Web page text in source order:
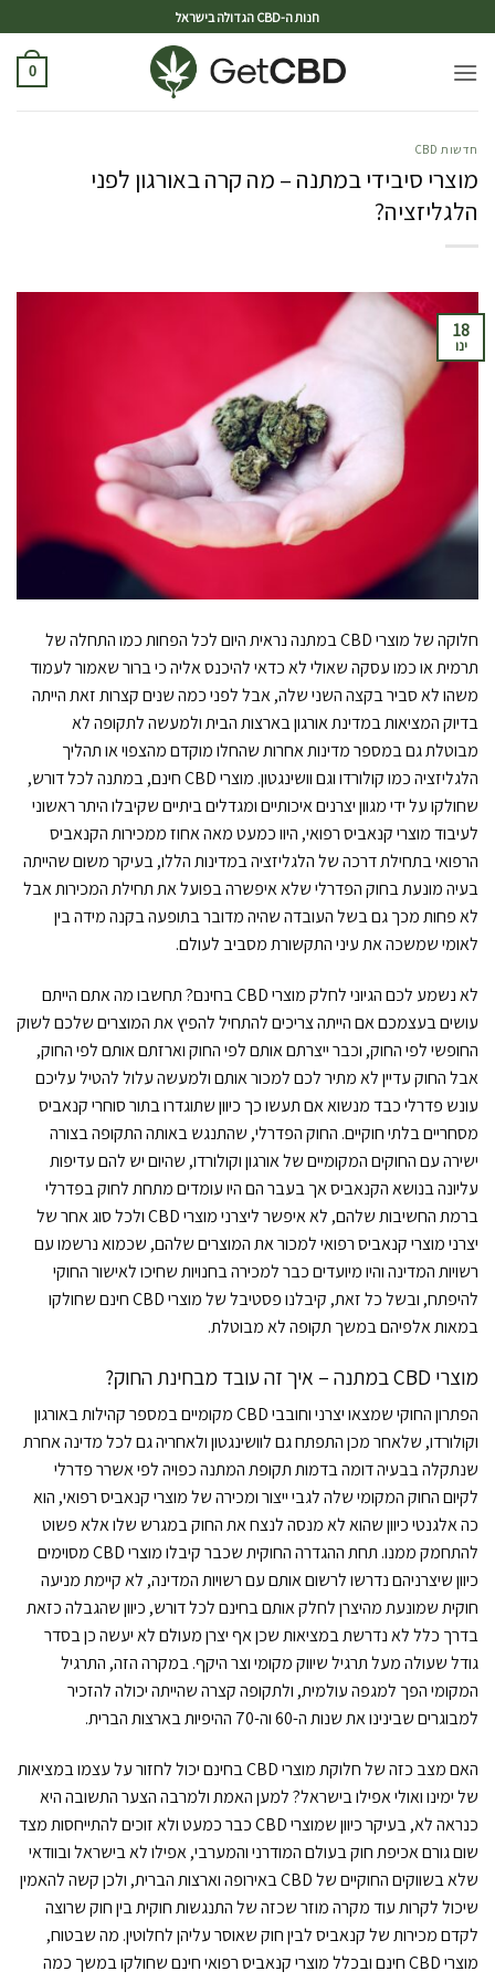
חנות ה-CBD הגדולה בישראל
0
חדשות CBD
מוצרי סיבידי במתנה – מה קרה באורגון לפני
הלגליזציה?
18
ינו
חלוקה של מוצרי CBD במתנה נראית היום לכל הפחות כמו התחלה של
תרמית או כמו עסקה שאולי לא כדאי להיכנס אליה כי ברור שאמור לעמוד
משהו לא סביר בקצה השני שלה, אבל לפני כמה שנים קצרות זאת הייתה
בדיוק המציאות במדינת אורגון בארצות הבית ולמעשה לתקופה לא
מבוטלת גם במספר מדינות אחרות שהחלו מוקדם מהצפוי או תהליך
הלגליזציה כמו קולורדו וגם וושינגטון. מוצרי CBD חינם, במתנה לכל דורש,
שחולקו על ידי מגוון יצרנים איכותיים ומגדלים ביתיים שקיבלו היתר ראשוני
לעיבוד מוצרי קנאביס רפואי, היוו כמעט מאה אחוז ממכירות הקנאביס
הרפואי בתחילת דרכה של הלגליזציה במדינות הללו, בעיקר משום שהייתה
בעיה מונעת בחוק הפדרלי שלא איפשרה בפועל את תחילת המכירות אבל
לא פחות מכך גם בשל העובדה שהיה מדובר בתופעה בקנה מידה בין
לאומי שמשכה את עיני התקשורת מסביב לעולם.
לא נשמע לכם הגיוני לחלק מוצרי CBD בחינם? תחשבו מה אתם הייתם
עושים בעצמכם אם הייתה צריכים להתחיל להפיץ את המוצרים שלכם לשוק
החופשי לפי החוק, וכבר ייצרתם אותם לפי החוק וארזתם אותם לפי החוק,
אבל החוק עדיין לא מתיר לכם למכור אותם ולמעשה עלול להטיל עליכם
עונש פדרלי כבד מנשוא אם תעשו כך כיוון שתוגדרו בתור סוחרי קנאביס
מסחריים בלתי חוקיים. החוק הפדרלי, שהתנגש באותה התקופה בצורה
ישירה עם החוקים המקומיים של אורגון וקולורדו, שהיום יש להם עדיפות
עליונה בנושא הקנאביס אך בעבר הם היו עומדים מתחת לחוק בפדרלי
ברמת החשיבות שלהם, לא איפשר ליצרני מוצרי CBD ולכל סוג אחר של
יצרני מוצרי קנאביס רפואי למכור את המוצרים שלהם, שכמוא נרשמו עם
רשויות המדינה והיו מיועדים כבר למכירה בחנויות שחיכו לאישור החוקי
להיפתח, ובשל כל זאת, קיבלנו פסטיבל של מוצרי CBD חינם שחולקו
במאות אלפיהם במשך תקופה לא מבוטלת.
מוצרי CBD במתנה – איך זה עובד מבחינת החוק?
הפתרון החוקי שמצאו יצרני וחובבי CBD מקומיים במספר קהילות באורגון
וקולורדו, שלאחר מכן התפתח גם לוושינגטון ולאחריה גם לכל מדינה אחרת
שנתקלה בבעיה דומה בדמות תקופת המתנה כפויה לפי אשרר פדרלי
לקיום החוק המקומי שלה לגבי ייצור ומכירה של מוצרי קנאביס רפואי, הוא
כה אלגנטי כיוון שהוא לא מנסה לנצח את החוק במגרש שלו אלא פשוט
להתחמק ממנו. תחת ההגדרה החוקית שכבר קיבלו מוצרי CBD מסוימים
כיוון שיצרניהם נדרשו לרשום אותם עם רשויות המדינה, לא קיימת מניעה
חוקית שמונעת מהיצרן לחלק אותם בחינם לכל דורש, כיוון שהגבלה כזאת
בדרך כלל לא נדרשת במציאות שכן אף יצרן מעולם לא יעשה כן בסדר
גודל שעולה מעל תרגיל שיווק מקומי וצר היקף. במקרה הזה, התרגיל
המקומי הפך למגפה עולמית, ולתקופה קצרה שהייתה יכולה להזכיר
למבוגרים שבינינו את שנות ה-60 וה-70 ההיפיות בארצות הברית.
האם מצב כזה של חלוקת מוצרי CBD בחינם יכול לחזור על עצמו במציאות
של ימינו ואולי אפילו בישראל? למען האמת ולמרבה הצער התשובה היא
כנראה לא, בעיקר כיוון שמוצרי CBD כבר כמעט ולא זוכים להתייחסות מצד
שום גורם אכיפת חוק בעולם המודרני והמערבי, אפילו לא בישראל ובוודאי
שלא בשווקים החוקיים של CBD באירופה וארצות הברית, ולכן קשה להאמין
שיכול לקרות עוד מקרה מוזר שכזה של התנגשות חוקית בין חוק שרוצה
לקדם מכירות של קנאביס לבין חוק שאוסר עליהן לחלוטין. מה שבטוח,
מוצרי CBD חינם ובכלל מוצרי קנאביס רפואי חינם שחולקו במשך כמה